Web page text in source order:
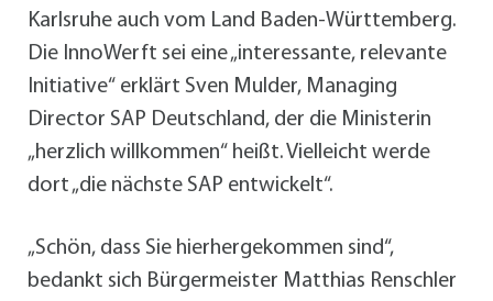
Karlsruhe auch vom Land Baden-Württemberg.
Die InnoWerft sei eine „interessante, relevante
Initiative“ erklärt Sven Mulder, Managing
Director SAP Deutschland, der die Ministerin
„herzlich willkommen“ heißt. Vielleicht werde
dort „die nächste SAP entwickelt“.
„Schön, dass Sie hierhergekommen sind“,
bedankt sich Bürgermeister Matthias Renschler